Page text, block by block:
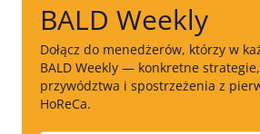
BALD Weekly
Dołącz do menedżerów, którzy w
BALD Weekly — konkretne
przywództwa i spostrzeżenia z
HoReCa.